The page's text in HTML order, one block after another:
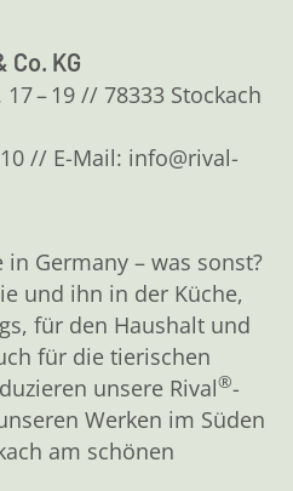
Co. KG
– 19 // 78333 Stockach
// E-Mail: info@rival-
Germany – was sonst?
und ihn in der Küche,
für den Haushalt und
für die tierischen
unsere Rival®-
Werken im Süden
am schönen